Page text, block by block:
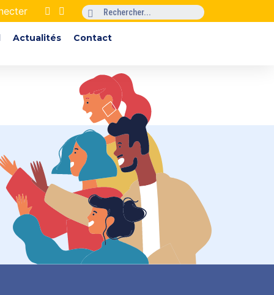
Actualités Contact